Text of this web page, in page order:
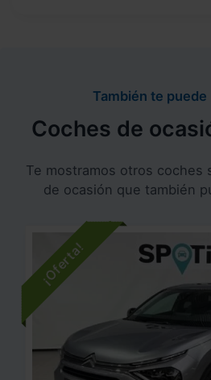
También te
Coches de
Te mostramos otros coches
de ocasión que también